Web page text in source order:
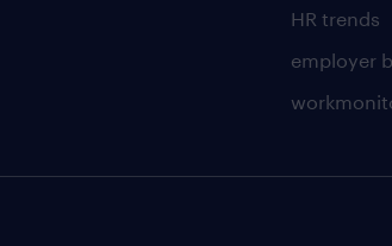
HR trends
employer